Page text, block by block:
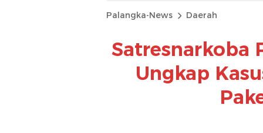
Palangka-News Daerah
Satresnarkoba
Ungkap